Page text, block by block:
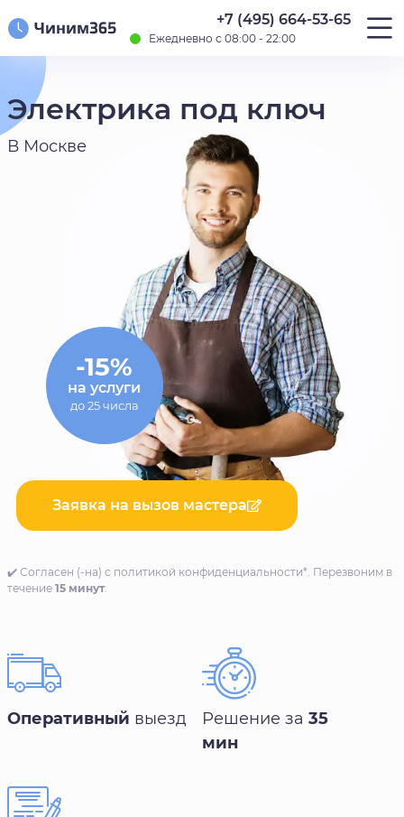
+7 (495) 664-53-65
Ежедневно с 08:00 - 22:00
Электрика под ключ
В Москве
Заявка на вызов мастера
✔️ Согласен (-на) с политикой конфиденциальности*. Перезвоним в
течение 15 минут.
-15%
на услуги
до 25 числа
Оперативный выезд Решение за 35
мин